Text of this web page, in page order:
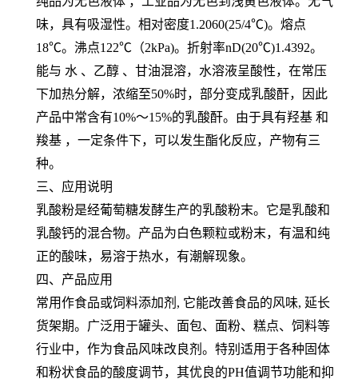
味，具有吸湿性。相对密度1.2060(25/4℃)。熔点
18℃。沸点122℃（2kPa)。折射率nD(20℃)1.4392。
能与 水 、乙醇 、甘油混溶，水溶液呈酸性，在常压
下加热分解，浓缩至50%时，部分变成乳酸酐，因此
产品中常含有10%～15%的乳酸酐。由于具有羟基 和
羧基 ，一定条件下，可以发生酯化反应，产物有三
种。
三、应用说明
乳酸粉是经葡萄糖发酵生产的乳酸粉末。它是乳酸和
乳酸钙的混合物。产品为白色颗粒或粉末，有温和纯
正的酸味，易溶于热水，有潮解现象。
四、产品应用
常用作食品或饲料添加剂, 它能改善食品的风味, 延长
货架期。广泛用于罐头、面包、面粉、糕点、饲料等
行业中，作为食品风味改良剂。特别适用于各种固体
和粉状食品的酸度调节，其优良的PH值调节功能和抑